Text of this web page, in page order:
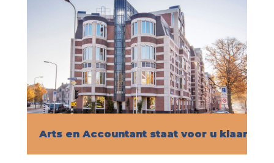
Arts en Accountant staat voor u klaar!